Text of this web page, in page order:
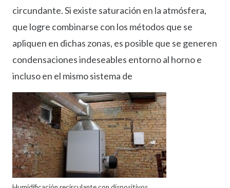
circundante. Si existe saturación en la atmósfera,
que logre combinarse con los métodos que se
apliquen en dichas zonas, es posible que se generen
condensaciones indeseables entorno al horno e
incluso en el mismo sistema de